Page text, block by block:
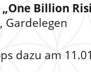
„One Billion
Gardelegen
dazu am